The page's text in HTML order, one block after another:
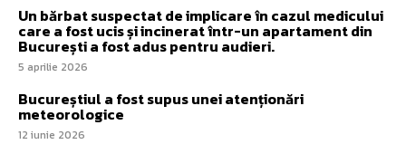
Un bărbat suspectat de implicare în cazul medicului
care a fost ucis și incinerat într-un apartament din
București a fost adus pentru audieri.
5 aprilie 2026
Bucureștiul a fost supus unei atenționări
meteorologice
12 iunie 2026